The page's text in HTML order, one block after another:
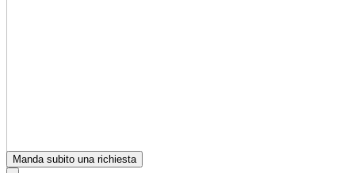
Manda subito una richiesta